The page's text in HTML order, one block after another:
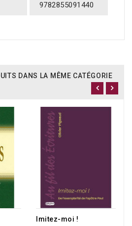
9782855091440
DANS LA MÊME CATÉGORIE
Imitez-moi !